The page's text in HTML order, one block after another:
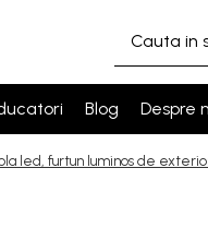
Blog Despre
led, furtun luminos de